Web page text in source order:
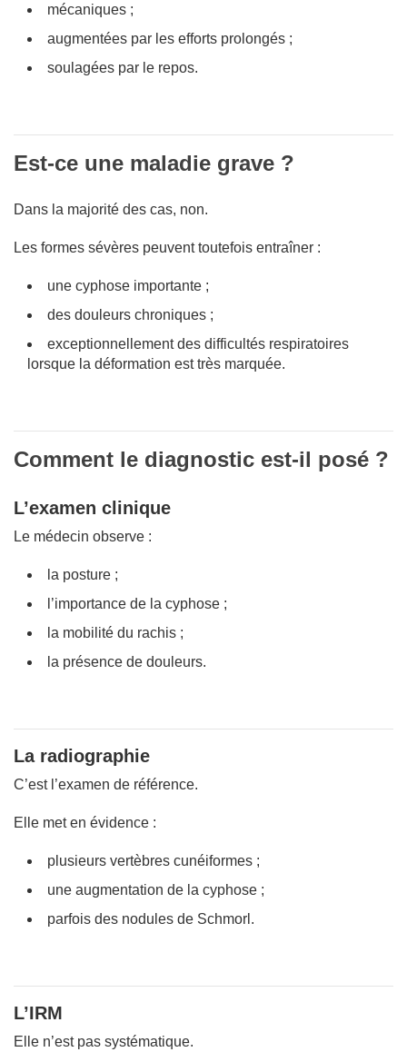
mécaniques ;
augmentées par les efforts prolongés ;
soulagées par le repos.
Est-ce une maladie grave ?
Dans la majorité des cas, non.
Les formes sévères peuvent toutefois entraîner :
une cyphose importante ;
des douleurs chroniques ;
exceptionnellement des difficultés respiratoires
lorsque la déformation est très marquée.
Comment le diagnostic est-il posé ?
L’examen clinique
Le médecin observe :
la posture ;
l’importance de la cyphose ;
la mobilité du rachis ;
la présence de douleurs.
La radiographie
C’est l’examen de référence.
Elle met en évidence :
plusieurs vertèbres cunéiformes ;
une augmentation de la cyphose ;
parfois des nodules de Schmorl.
L’IRM
Elle n’est pas systématique.